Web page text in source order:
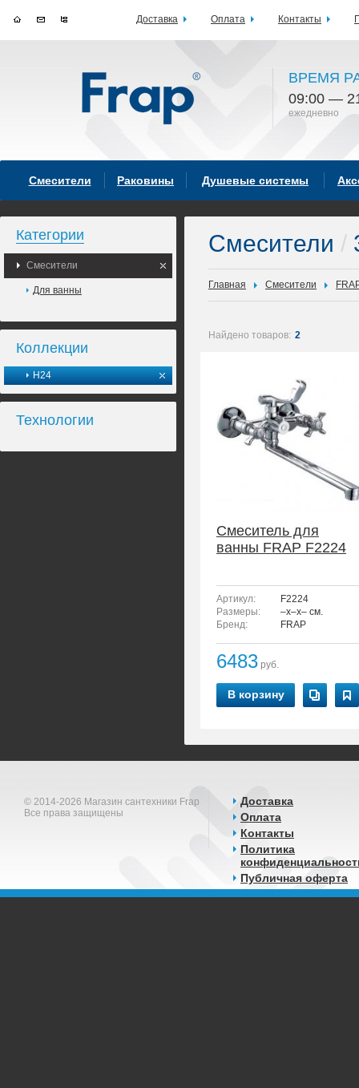
ВРЕМЯ
09:00 —
ежедневно
Смесители Раковины Душевые системы
Категории
Смесители
Для ванны
Коллекции
H24
Технологии
Смесители /
Главная Смесители
Найдено товаров: 2
Смеситель для
ванны FRAP F2224
Артикул:
F2224
Размеры:
–x–x– см.
Бренд:
FRAP
6483 руб.
В корзину
© 2014-2026 Магазин сантехники Frap
Все права защищены
Доставка
Оплата
Контакты
Политика
Публичная оферта
Доставка Оплата Контакты